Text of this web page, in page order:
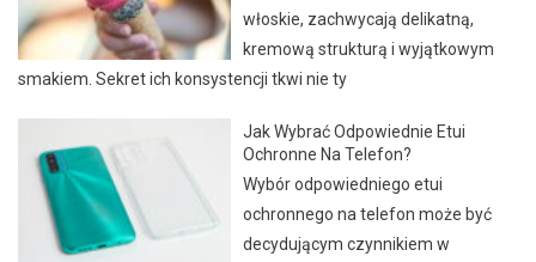
włoskie, zachwycają delikatną,
kremową strukturą i wyjątkowym
smakiem. Sekret ich konsystencji tkwi nie ty
Jak Wybrać Odpowiednie Etui
Ochronne Na Telefon?
Wybór odpowiedniego etui
ochronnego na telefon może być
decydującym czynnikiem w